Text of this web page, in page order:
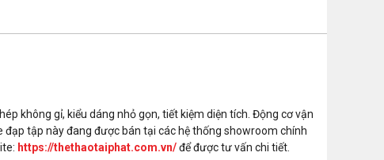
không gỉ, kiểu dáng nhỏ gọn, tiết kiệm diện tích. Động cơ vận
đạp tập này đang được bán tại các hệ thống showroom chính
https://thethaotaiphat.com.vn/để được tư vấn chi tiết.